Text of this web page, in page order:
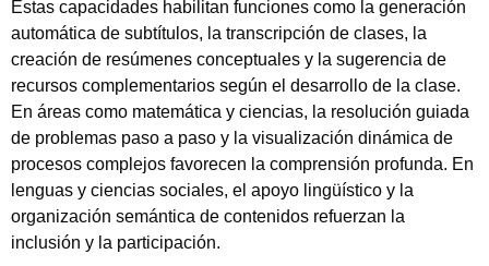
Estas capacidades habilitan funciones como la generación
automática de subtítulos, la transcripción de clases, la
creación de resúmenes conceptuales y la sugerencia de
recursos complementarios según el desarrollo de la clase.
En áreas como matemática y ciencias, la resolución guiada
de problemas paso a paso y la visualización dinámica de
procesos complejos favorecen la comprensión profunda. En
lenguas y ciencias sociales, el apoyo lingüístico y la
organización semántica de contenidos refuerzan la
inclusión y la participación.